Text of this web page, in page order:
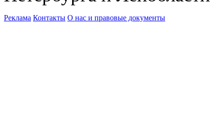
Реклама Контакты О нас и правовые документы